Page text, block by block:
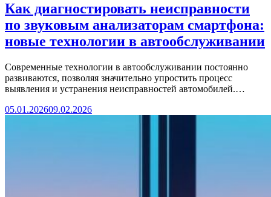
Как диагностировать неисправности
по звуковым анализаторам смартфона:
новые технологии в автообслуживании
Современные технологии в автообслуживании постоянно
развиваются, позволяя значительно упростить процесс
выявления и устранения неисправностей автомобилей.…
05.01.202609.02.2026